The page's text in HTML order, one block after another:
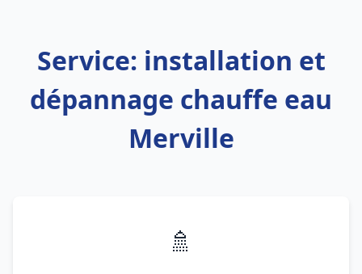
Service: installation et
dépannage chauffe eau
Merville
🚿